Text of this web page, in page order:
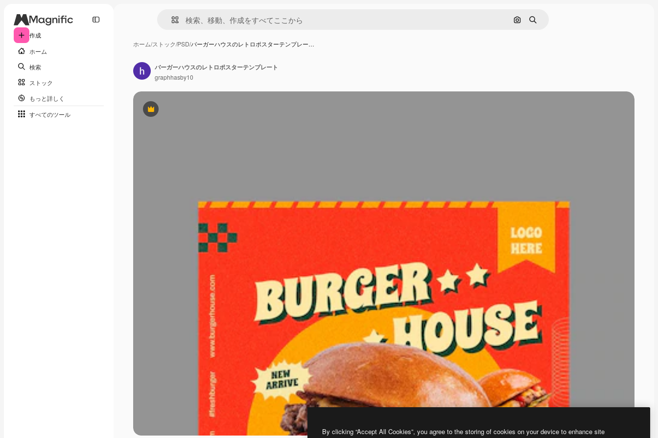
作成
ホーム
検索
ストック
もっと詳しく
すべてのツール
画像で検索
検索
ホーム/ストック/PSD/バーガーハウスのレトロポスターテンプレー…
Premium
バーガーハウスのレトロポスターテンプレート
graphhasby10
By clicking “Accept All Cookies”, you agree to the storing of cookies on your device to enhance site